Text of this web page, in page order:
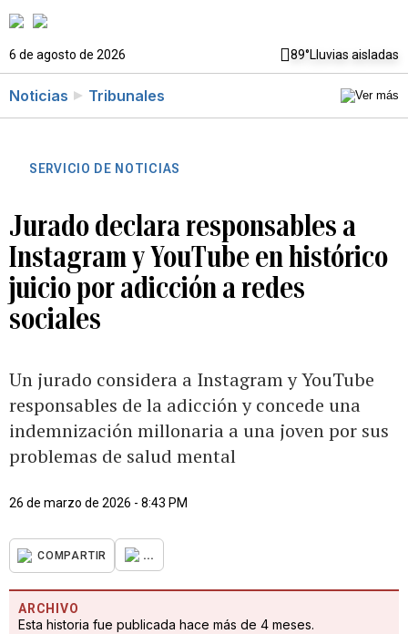
6 de agosto de 2026 89°Lluvias aisladas
Noticias Tribunales
SERVICIO DE NOTICIAS
Jurado declara responsables a
Instagram y YouTube en histórico
juicio por adicción a redes
sociales
Un jurado considera a Instagram y YouTube
responsables de la adicción y concede una
indemnización millonaria a una joven por sus
problemas de salud mental
26 de marzo de 2026 - 8:43 PM
COMPARTIR ...
ARCHIVO
Esta historia fue publicada hace más de 4 meses.